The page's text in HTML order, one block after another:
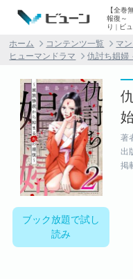
【全巻
報復～
り | ビ
ホーム コンテンツ一覧 マ
ヒューマンドラマ
仇討ち娼婦
ブック放題で試し
読み
著
出
掲